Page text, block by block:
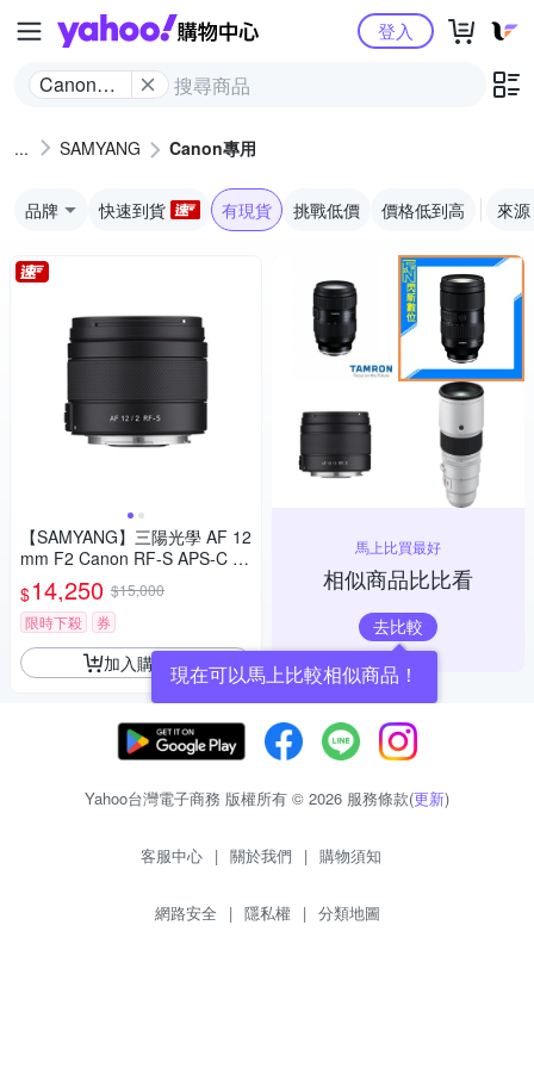
Yahoo購物中心
Canon專
登入
SAMYANG Canon專用
品牌 快速到貨 有現貨 挑戰低價 價格低到高 來源
【SAMYANG】三陽光學 AF 12
mm F2 Canon RF-S APS-C 自
動對焦鏡頭 公司貨
$14,250 $15,000
限時下殺
券
加入購物車
馬上比買最好
相似商品比比看
去比較
現在可以馬上比較相似商品！
Yahoo台灣電子商務 版權所有 © 2026 服務條款(更新)
客服中心 | 關於我們 | 購物須知
網路安全 | 隱私權 | 分類地圖